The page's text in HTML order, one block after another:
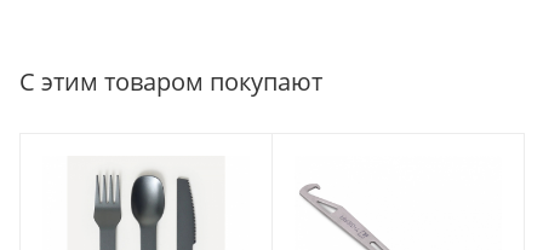
С этим товаром покупают